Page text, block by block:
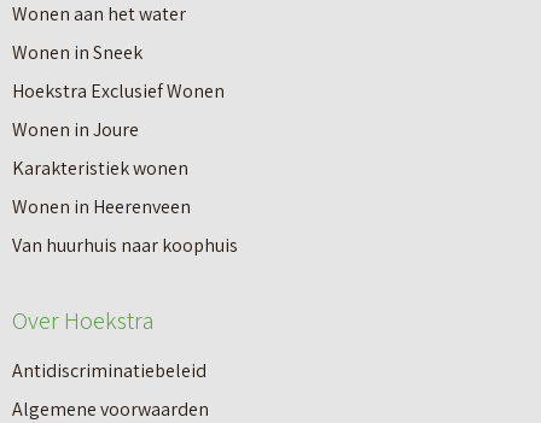
Wonen aan het water
Wonen in Sneek
Hoekstra Exclusief Wonen
Wonen in Joure
Karakteristiek wonen
Wonen in Heerenveen
Van huurhuis naar koophuis
Over Hoekstra
Antidiscriminatiebeleid
Algemene voorwaarden